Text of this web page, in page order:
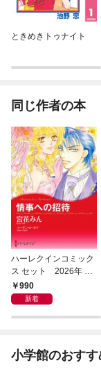
ときめきトゥナイト
同じ作者の本
ハーレクインコミック
ス セット 2026年 vo
l.956
990
新着
小学館のおすす